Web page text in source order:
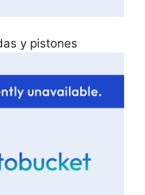
y pistones